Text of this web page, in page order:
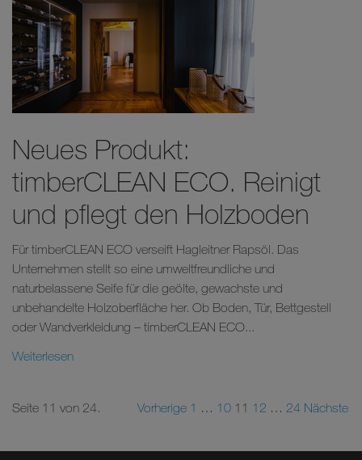
Neues Produkt:
timberCLEAN ECO. Reinigt
und pflegt den Holzboden
Für timberCLEAN ECO verseift Hagleitner Rapsöl. Das
Unternehmen stellt so eine umweltfreundliche und
naturbelassene Seife für die geölte, gewachste und
unbehandelte Holzoberfläche her. Ob Boden, Tür, Bettgestell
oder Wandverkleidung – timberCLEAN ECO...
Weiterlesen
Seite 11 von 24. Vorherige 1 … 10 11 12 … 24 Nächste